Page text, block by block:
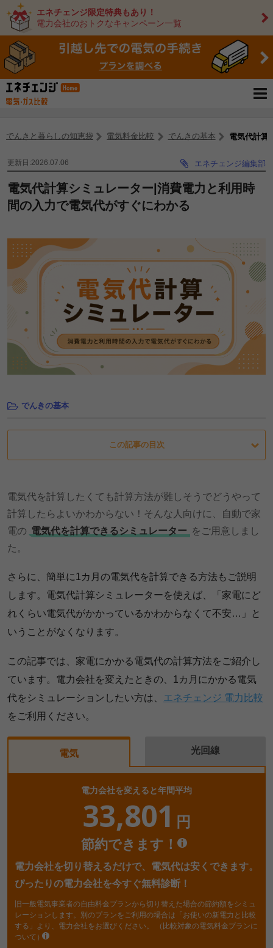
エネチェンジ限定特典もあり！
電力会社のおトクなキャンペーン一覧
でんきと暮らしの知恵袋 電気料金比較 でんきの基本 電気代計算
更新日:2026.07.06 エネチェンジ編集部
電気代計算シミュレーター|消費電力と利用時
間の入力で電気代がすぐにわかる
でんきの基本
この記事の目次
電気代を計算したくても計算方法が難しそうでどうやって
計算したらよいかわからない！そんな人向けに、自動で家
電の 電気代を計算できるシミュレーター をご用意しまし
た。
さらに、簡単に1カ月の電気代を計算できる方法もご説明
します。電気代計算シミュレーターを使えば、「家電にど
れくらい電気代がかかっているかわからなくて不安…」と
いうことがなくなります。
この記事では、家電にかかる電気代の計算方法をご紹介し
ています。電力会社を変えたときの、1カ月にかかる電気
代をシミュレーションしたい方は、 エネチェンジ 電力比較
をご利用ください。
電気
電力会社を変えると年間平均
33,801 円
節約できます！
電力会社を切り替えるだけで、電気代は安くできます。
ぴったりの電力会社を今すぐ無料診断！
旧一般電気事業者の自由料金プランから切り替えた場合の節約額をシミュ
レーションします。別のプランをご利用の場合は「お使いの新電力と比較
する」より、電力会社をお選びください。
（比較対象の電気料金プランに
ついて）
光回線